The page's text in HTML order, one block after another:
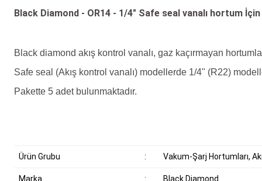
Black Diamond - OR14 - 1/4" Safe seal vanalı hortum
Black diamond akış kontrol vanalı, gaz kaçırmayan
Safe seal (Akış kontrol vanalı) modellerde 1/4" (R22)
Pakette 5 adet bulunmaktadır.
Ürün Grubu : Vakum-Şarj Hortumları,
Marka : Black Diamond